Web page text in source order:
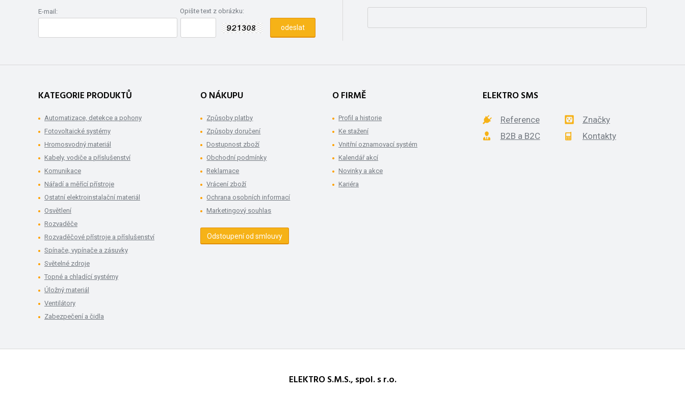
E-mail: Opište text z obrázku:
KATEGORIE PRODUKTŮ
Automatizace, detekce a pohony
Fotovoltaické systémy
Hromosvodný materiál
Kabely, vodiče a příslušenství
Komunikace
Nářadí a měřící přístroje
Ostatní elektroinstalační materiál
Osvětlení
Rozvaděče
Rozvaděčové přístroje a příslušenství
Spínače, vypínače a zásuvky
Světelné zdroje
Topné a chladící systémy
Úložný materiál
Ventilátory
Zabezpečení a čidla
O NÁKUPU
Způsoby platby
Způsoby doručení
Dostupnost zboží
Obchodní podmínky
Reklamace
Vrácení zboží
Ochrana osobních informací
Marketingový souhlas
Odstoupení od smlouvy
O FIRMĚ
Profil a historie
Ke stažení
Vnitřní oznamovací systém
Kalendář akcí
Novinky a akce
Kariéra
ELEKTRO SMS
Reference
Značky
B2B a B2C
Kontakty
ELEKTRO S.M.S., spol. s r.o.